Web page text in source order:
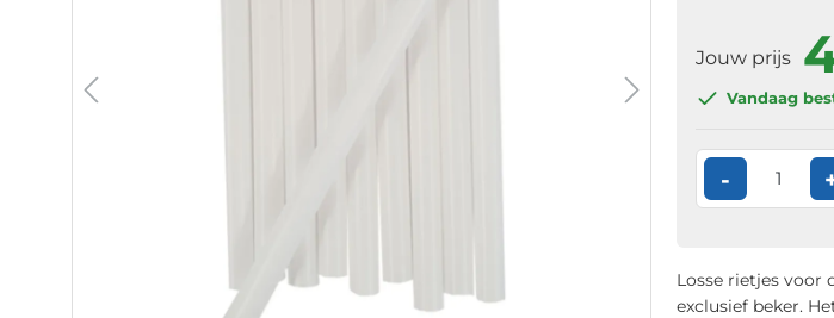
Jouw prijs
Vandaag
-
Losse rietjes voor
exclusief beker.